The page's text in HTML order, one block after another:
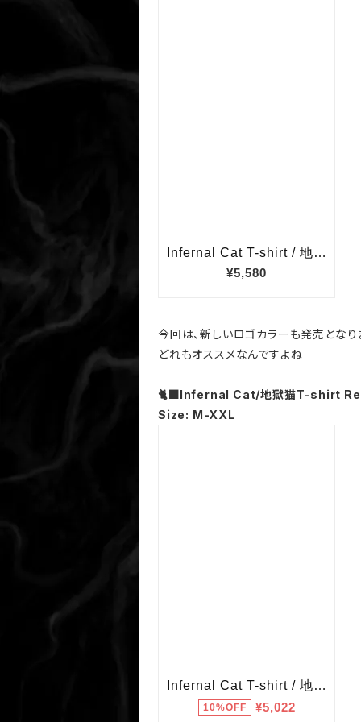
今回は、新しいロゴカラーも発売となり
どれもオススメなんですよね
🐈‍⬛Infernal Cat/地獄猫T-shirt
Size: M-XXL